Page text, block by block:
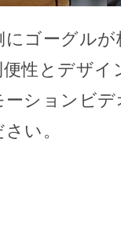
ゴーグル
性とデザイ
ションビ
い。